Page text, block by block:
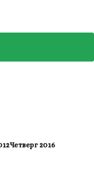
2016